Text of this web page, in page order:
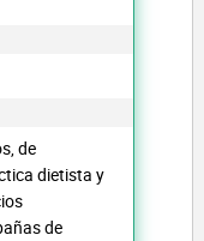
de
dietista y
de